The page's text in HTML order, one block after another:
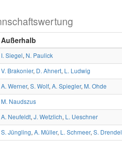
Außerhalb
I. Siegel, N. Paulick
V. Brakonier, D. Ahnert, L. Ludwig
A. Werner, S. Wolf, A. Spiegler, M. Ohde
M. Naudszus
A. Neufeldt, J. Wetzlich, L. Ueschner
S. Jüngling, A. Müller, L. Schmeer, S. Drendel